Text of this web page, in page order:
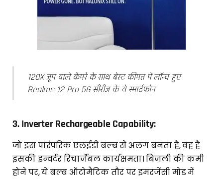
120X जूम वाले कैमरे के साथ बेस्ट कीमत में लॉन्च हुए
Realme 12 Pro 5G सीरीज के ये स्मार्टफोन
3.Inverter Rechargeable Capability:
जो इस पारंपरिक एलईडी बल्ब से अलग बनता है, वह है
इसकी इन्वर्टर रिचार्जेबल कार्यक्षमता। बिजली की कमी
होने पर, ये बल्ब ऑटोमैटिक तौर पर इमरजेंसी मोड में